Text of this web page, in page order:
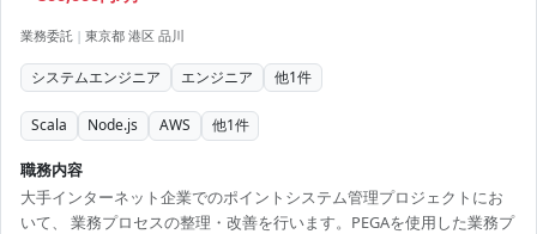
業務委託 | 東京都 港区 品川
システムエンジニア エンジニア 他1件
Scala Node.js AWS 他1件
職務内容
大手インターネット企業でのポイントシステム管理プロジェクトにお
いて、 業務プロセスの整理・改善を行います。PEGAを使用した業務プ